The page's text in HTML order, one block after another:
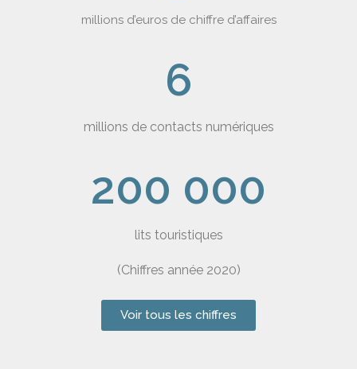
millions d’euros de chiffre d’affaires
6
millions de contacts numériques
200 000
lits touristiques
(Chiffres année 2020)
Voir tous les chiffres